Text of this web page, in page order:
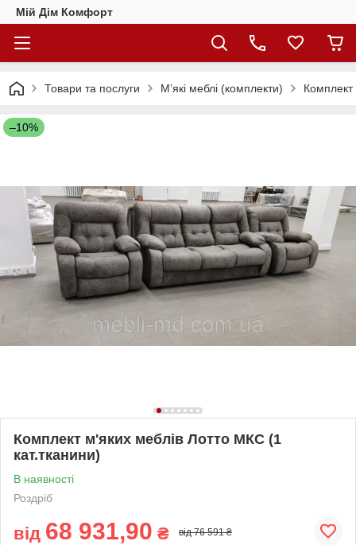
Мій Дім Комфорт
Товари та послуги М’які меблі (комплекти) Комплект
–10%
Комплект м'яких меблів Лотто МКС (1
кат.тканини)
В наявності
Роздріб
від 68 931,90 ₴ від 76 591 ₴